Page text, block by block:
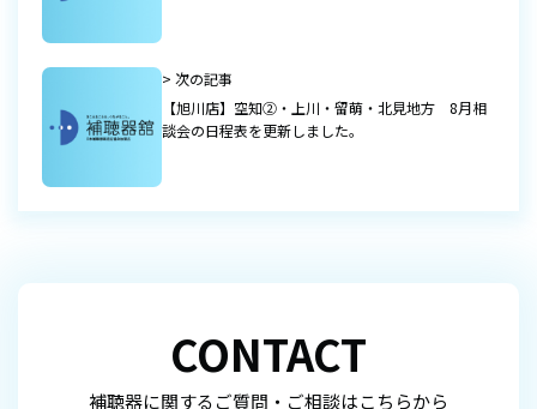
> 次の記事
【旭川店】空知②・上川・留萌・北見地方 8月相
談会の日程表を更新しました。
CONTACT
補聴器に関するご質問・ご相談はこちらから